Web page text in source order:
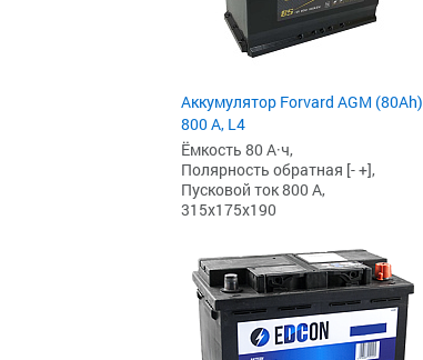
Аккумулятор Forvard AGM (80Ah)
800 А, L4
Ёмкость 80 А·ч,
Полярность обратная [- +],
Пусковой ток 800 А,
315x175x190